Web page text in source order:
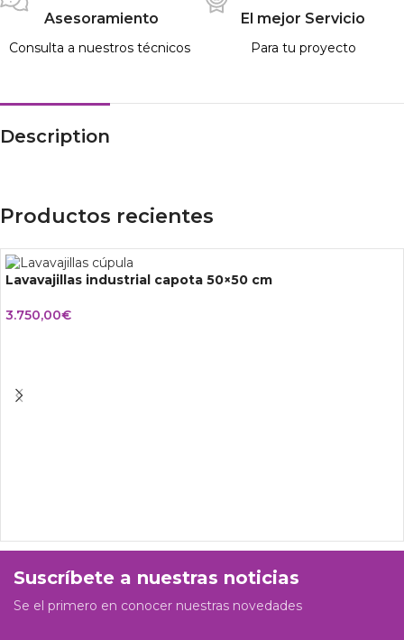
Asesoramiento
Consulta a nuestros técnicos
El mejor Servicio
Para tu proyecto
Description
Productos recientes
Lavavajillas industrial capota 50×50 cm
3.750,00€
Suscríbete a nuestras noticias
Se el primero en conocer nuestras novedades